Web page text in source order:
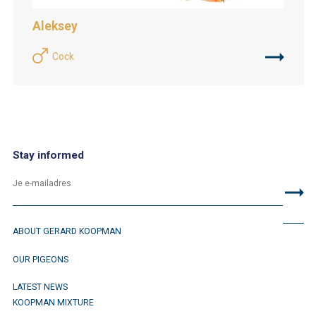
Aleksey
Cock
Stay informed
ABOUT GERARD KOOPMAN
OUR PIGEONS
LATEST NEWS
KOOPMAN MIXTURE